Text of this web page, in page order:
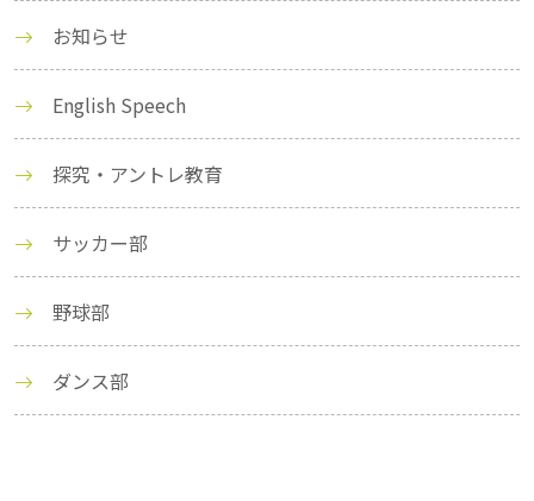
お知らせ
English Speech
探究・アントレ教育
サッカー部
野球部
ダンス部